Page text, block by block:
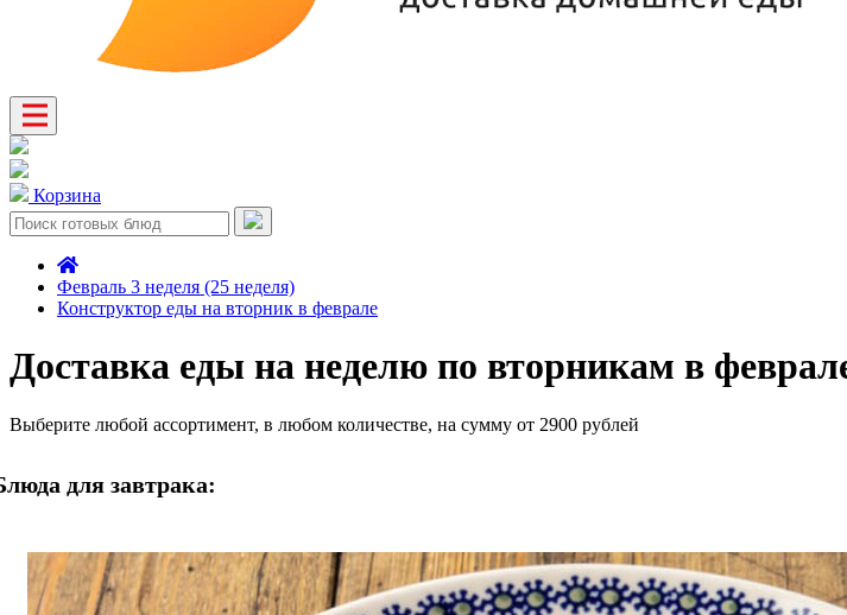
Корзина
Февраль 3 неделя (25 неделя)
Конструктор еды на вторник в феврале
Доставка еды на неделю по вторникам в
Выберите любой ассортимент, в любом количестве, на сумму от 2900 рублей
для завтрака: